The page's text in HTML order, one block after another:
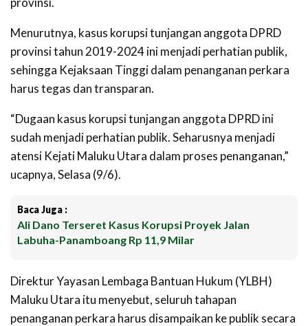
Menurutnya, kasus korupsi tunjangan anggota DPRD
provinsi tahun 2019-2024 ini menjadi perhatian publik,
sehingga Kejaksaan Tinggi dalam penanganan perkara
harus tegas dan transparan.
“Dugaan kasus korupsi tunjangan anggota DPRD ini
sudah menjadi perhatian publik. Seharusnya menjadi
atensi Kejati Maluku Utara dalam proses penanganan,”
ucapnya, Selasa (9/6).
Baca Juga :
Ali Dano Terseret Kasus Korupsi Proyek Jalan
Labuha-Panamboang Rp 11,9 Milar
Direktur Yayasan Lembaga Bantuan Hukum (YLBH)
Maluku Utara itu menyebut, seluruh tahapan
penanganan perkara harus disampaikan ke publik secara